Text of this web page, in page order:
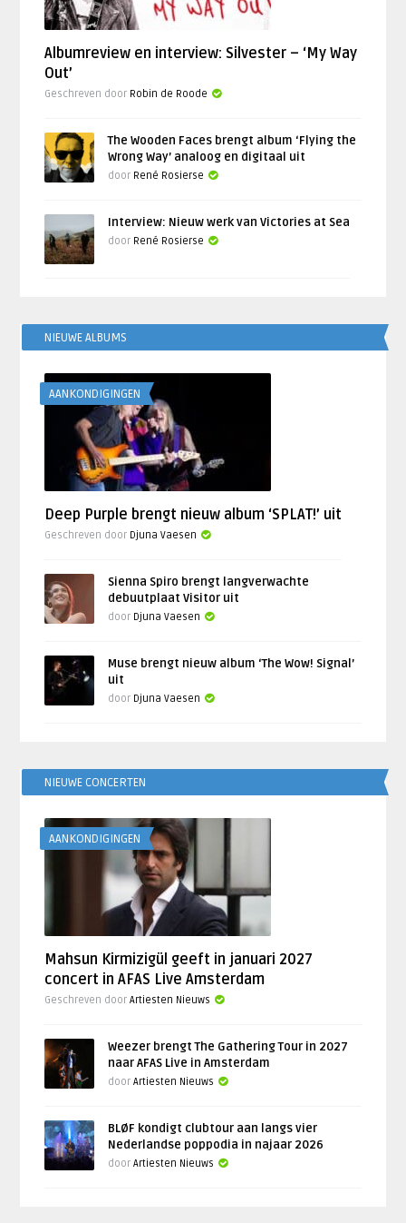
Albumreview en interview: Silvester – ‘My Way
Out’
Geschreven door Robin de Roode
The Wooden Faces brengt album ‘Flying the
Wrong Way’ analoog en digitaal uit
door René Rosierse
Interview: Nieuw werk van Victories at Sea
door René Rosierse
NIEUWE ALBUMS
AANKONDIGINGEN
Deep Purple brengt nieuw album ‘SPLAT!’ uit
Geschreven door Djuna Vaesen
Sienna Spiro brengt langverwachte
debuutplaat Visitor uit
door Djuna Vaesen
Muse brengt nieuw album ‘The Wow! Signal’
uit
door Djuna Vaesen
NIEUWE CONCERTEN
AANKONDIGINGEN
Mahsun Kirmizigül geeft in januari 2027
concert in AFAS Live Amsterdam
Geschreven doorArtiesten Nieuws
Weezer brengt The Gathering Tour in 2027
naar AFAS Live in Amsterdam
doorArtiesten Nieuws
BLØF kondigt clubtour aan langs vier
Nederlandse poppodia in najaar 2026
doorArtiesten Nieuws